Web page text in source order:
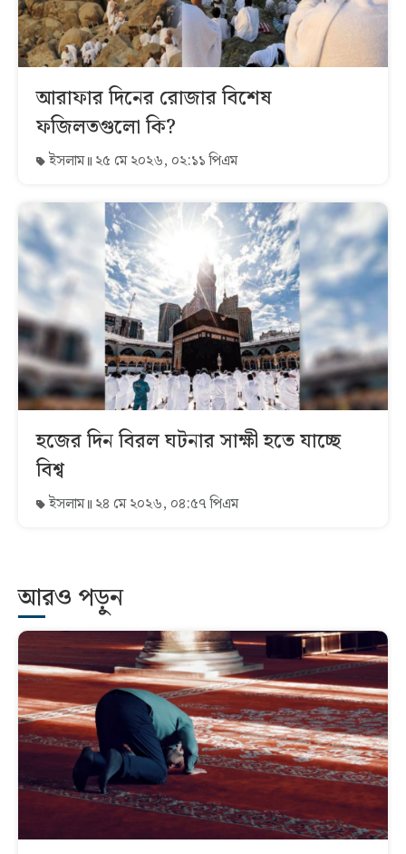
আরাফার দিনের রোজার বিশেষ
ফজিলতগুলো কি?
ইসলাম ২৫ মে ২০২৬, ০২:১১ পিএম
হজের দিন বিরল ঘটনার সাক্ষী হতে যাচ্ছে
বিশ্ব
ইসলাম ২৪ মে ২০২৬, ০৪:৫৭ পিএম
আরও পড়ুন